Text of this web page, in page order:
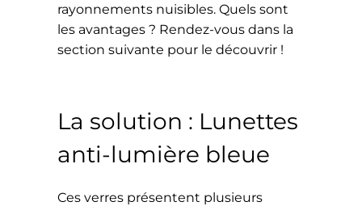
rayonnements nuisibles. Quels sont
les avantages ? Rendez-vous dans la
section suivante pour le découvrir !
La solution : Lunettes
anti-lumière bleue
Ces verres présentent plusieurs